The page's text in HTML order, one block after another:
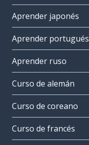
Aprender japonés
Aprender portugués
Aprender ruso
Curso de alemán
Curso de coreano
Curso de francés